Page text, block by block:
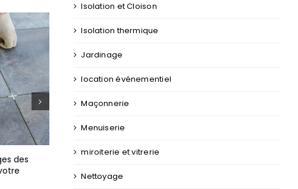
Charpentier couvreur Arnage : Ce qu’il
faut savoir
Isolation et Cloison
Isolation thermique
Jardinage
location événementiel
Maçonnerie
Menuiserie
miroiterie et vitrerie
Nettoyage